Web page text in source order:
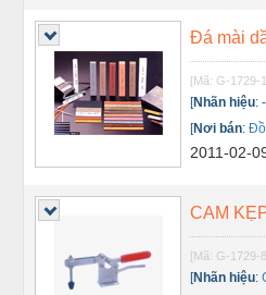
Đá mài
[Mã: G-1729-
[Nhãn hiệu:
[Nơi bán:
2011-02-
CAM
[Mã: G-1729-
[Nhãn hiệu: